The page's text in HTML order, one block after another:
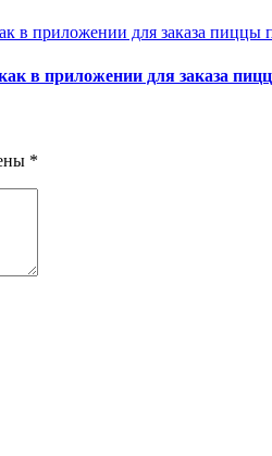
в приложении для заказа
*